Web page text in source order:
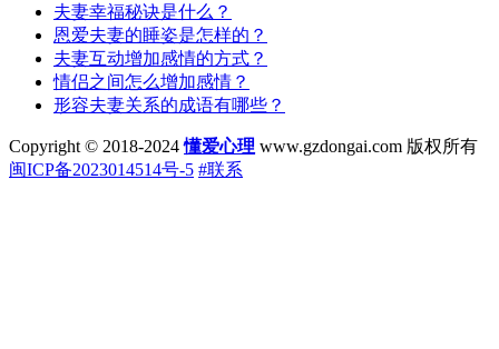
夫妻幸福秘诀是什么？
恩爱夫妻的睡姿是怎样的？
夫妻互动增加感情的方式？
情侣之间怎么增加感情？
形容夫妻关系的成语有哪些？
Copyright © 2018-2024懂爱心理 www.gzdongai.com 版权所有
闽ICP备2023014514号-5 #联系